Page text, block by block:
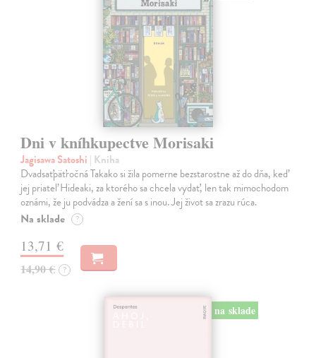
Dni v kníhkupectve Morisaki
Jagisawa Satoshi | Kniha
Dvadsaťpäťročná Takako si žila pomerne bezstarostne až do dňa, keď
jej priateľ Hideaki, za ktorého sa chcela vydať, len tak mimochodom
oznámi, že ju podvádza a žení sa s inou. Jej život sa zrazu rúca.
Na sklade ?
13,71 €
14,90 € ?
na sklade